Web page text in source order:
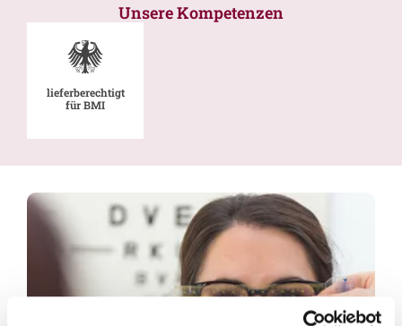
Unsere Kompetenzen
lieferberechtigt
für BMI